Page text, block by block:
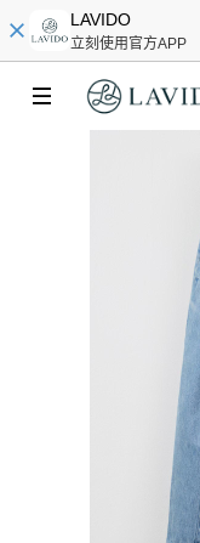
LAVIDO
立刻使用官方APP